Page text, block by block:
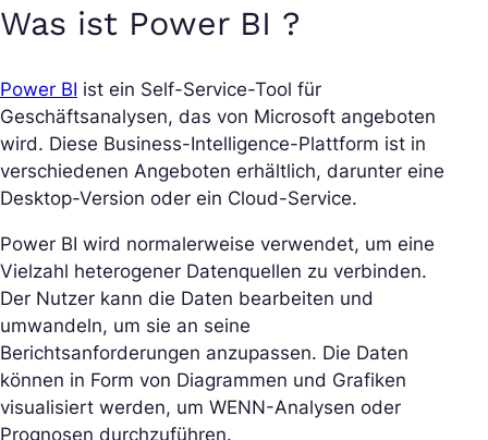
Was ist Power BI ?
Power BI ist ein Self-Service-Tool für
Geschäftsanalysen, das von Microsoft angeboten
wird. Diese Business-Intelligence-Plattform ist in
verschiedenen Angeboten erhältlich, darunter eine
Desktop-Version oder ein Cloud-Service.
Power BI wird normalerweise verwendet, um eine
Vielzahl heterogener Datenquellen zu verbinden.
Der Nutzer kann die Daten bearbeiten und
umwandeln, um sie an seine
Berichtsanforderungen anzupassen. Die Daten
können in Form von Diagrammen und Grafiken
visualisiert werden, um WENN-Analysen oder
Prognosen durchzuführen.